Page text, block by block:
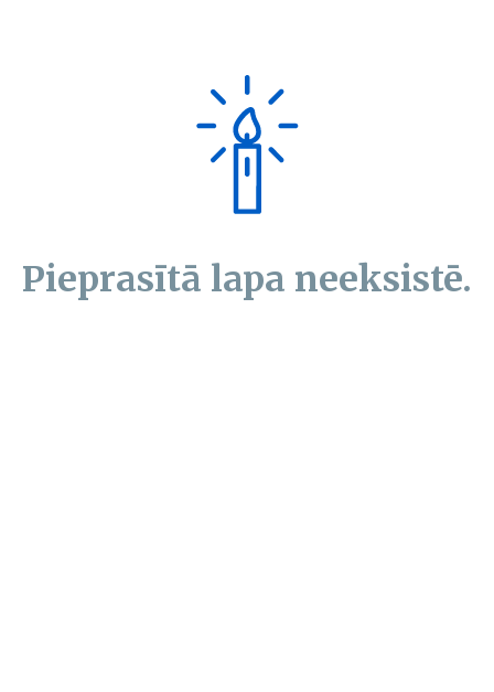
Pieprasītā lapa neeksistē.